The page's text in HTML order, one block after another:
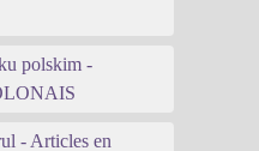
polskim -
- Articles en